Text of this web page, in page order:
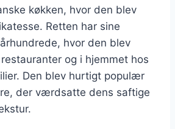
køkken, hvor den blev
Retten har sine
hvor den blev
og i hjemmet hos
Den blev hurtigt populær
der værdsatte dens saftige